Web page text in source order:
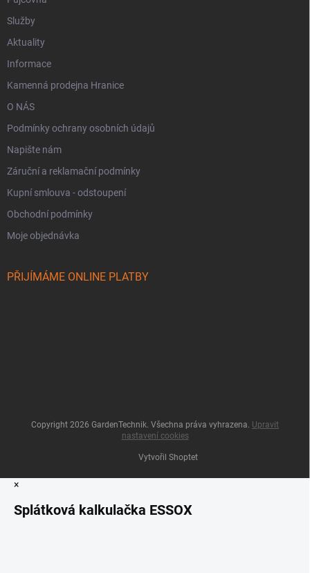
Služby
Aktuality
Informace
Kamenná prodejna Hranice
O NÁS
Podmínky ochrany osobních údajů
Napište nám
Záruční a reklamační podmínky
Kupní smlouva - odstoupení
Obchodní podmínky
Moje objednávka
PŘIJÍMÁME ONLINE PLATBY
Vytvořil Shoptet
Copyright 2026 GardenTechnik. Všechna práva vyhrazena. Upravit
nastavení cookies
×
Splátková kalkulačka ESSOX